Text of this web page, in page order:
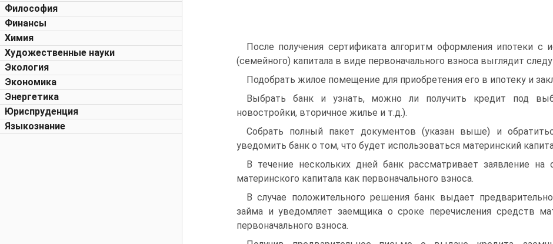
Философия
Финансы
Химия
Художественные науки
Экология
Экономика
Энергетика
Юриспруденция
Языкознание
После получения сертификата алгоритм оформления ипотеки с
(семейного) капитала в виде первоначального взноса выглядит
Подобрать жилое помещение для приобретения его в ипотеку и
Выбрать банк и узнать, можно ли получить кредит под
новостройки, вторичное жилье и т.д.).
Собрать полный пакет документов (указан выше) и
уведомить банк о том, что будет использоваться материнский
В течение нескольких дней банк рассматривает заявление на
материнского капитала как первоначального взноса.
В случае положительного решения банк выдает
займа и уведомляет заемщика о сроке перечисления средств
первоначального взноса.